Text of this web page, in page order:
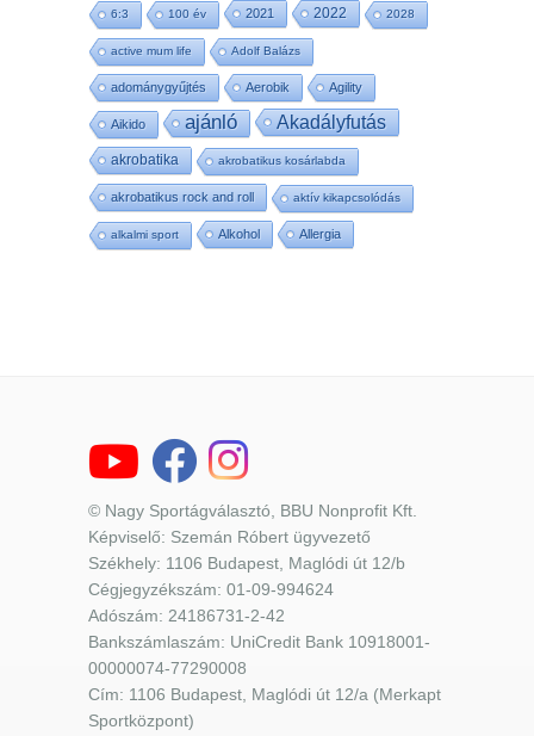
6:3 100 év 2021 2022 2028
active mum life Adolf Balázs
adománygyűjtés Aerobik Agility
Aikido ajánló Akadályfutás
akrobatika akrobatikus kosárlabda
akrobatikus rock and roll aktív kikapcsolódás
alkalmi sport Alkohol Allergia
© Nagy Sportágválasztó, BBU Nonprofit Kft.
Képviselő: Szemán Róbert ügyvezető
Székhely: 1106 Budapest, Maglódi út 12/b
Cégjegyzékszám: 01-09-994624
Adószám: 24186731-2-42
Bankszámlaszám: UniCredit Bank 10918001-
00000074-77290008
Cím: 1106 Budapest, Maglódi út 12/a (Merkapt
Sportközpont)